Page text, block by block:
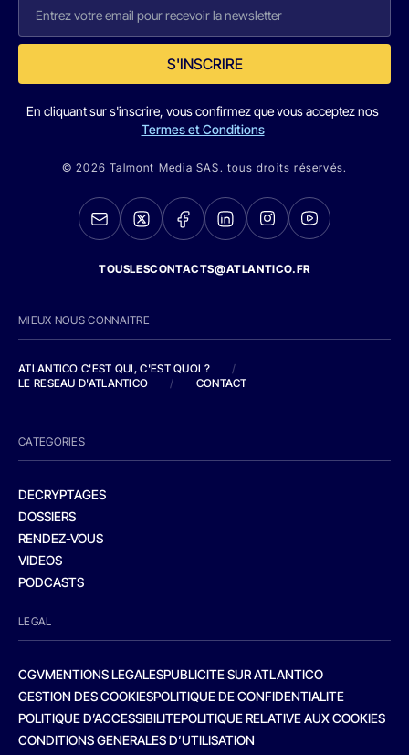
S'INSCRIRE
En cliquant sur s'inscrire, vous confirmez que vous acceptez nos
Termes et Conditions
© 2026 Talmont Media SAS. tous droits réservés.
TOUSLESCONTACTS@ATLANTICO.FR
MIEUX NOUS CONNAITRE
ATLANTICO C'EST QUI, C'EST QUOI ?
/
LE RESEAU D'ATLANTICO
/ CONTACT
CATEGORIES
DECRYPTAGES
DOSSIERS
RENDEZ-VOUS
VIDEOS
PODCASTS
LEGAL
CGVMENTIONS LEGALESPUBLICITE SUR ATLANTICO
GESTION DES COOKIESPOLITIQUE DE CONFIDENTIALITE
POLITIQUE D’ACCESSIBILITEPOLITIQUE RELATIVE AUX COOKIES
CONDITIONS GENERALES D’UTILISATION